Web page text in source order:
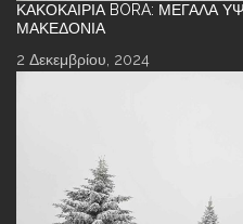
ΚΑΚΟΚΑΙΡΊΑ BORA: ΜΕΓΆΛΑ
ΜΑΚΕΔΟΝΊΑ
2 Δεκεμβρίου, 2024